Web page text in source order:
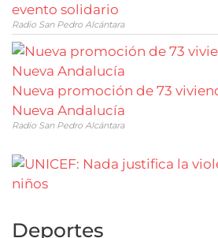
evento solidario
Radio San Pedro Alcántara
Nueva promoción de 73
Nueva Andalucía
Radio San Pedro Alcántara
Deportes